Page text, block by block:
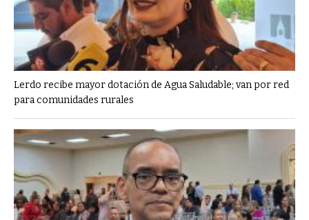
Lerdo recibe mayor dotación de Agua Saludable; van por red
para comunidades rurales